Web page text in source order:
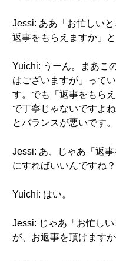
Jessi: ああ「お忙しい
返事をもらえますか」
Yuichi: うーん。まあこ
はございますが」って
す。でも「返事をもら
で丁寧じゃないですよ
とバランスが悪いです。
Jessi: あ、じゃあ「返
にすればいいんですね？
Yuichi: はい。
Jessi: じゃあ「お忙し
が、お返事を頂けます